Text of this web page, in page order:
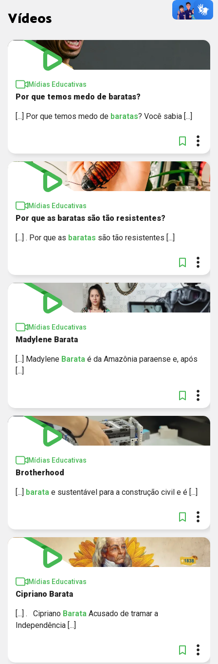
Vídeos
Mídias Educativas
Por que temos medo de baratas?
[...] Por que temos medo de baratas? Você sabia [...]
Mídias Educativas
Por que as baratas são tão resistentes?
[...] . Por que as baratas são tão resistentes [...]
Mídias Educativas
Madylene Barata
[...] Madylene Barata é da Amazônia paraense e, após
[...]
Mídias Educativas
Brotherhood
[...] barata e sustentável para a construção civil e é [...]
Mídias Educativas
Cipriano Barata
[...] . Cipriano Barata Acusado de tramar a
Independência [...]